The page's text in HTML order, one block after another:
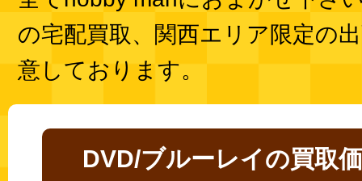
の宅配買取、関西エリア限定の
意しております。
DVD/ブルーレイの買取